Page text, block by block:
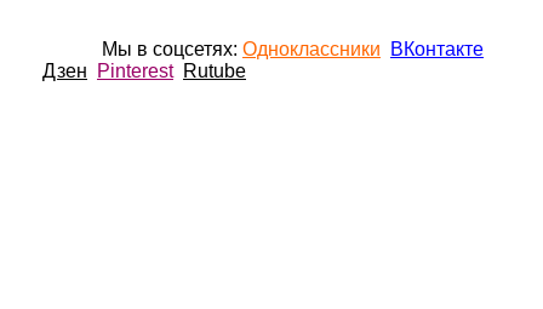
Мы в соцсетях: Одноклассники
ВКонтакте
Дзен
Pinterest Rutube